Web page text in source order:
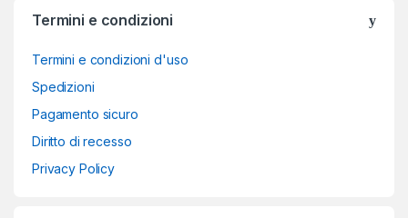
Termini e condizioni
Termini e condizioni d'uso
Spedizioni
Pagamento sicuro
Diritto di recesso
Privacy Policy